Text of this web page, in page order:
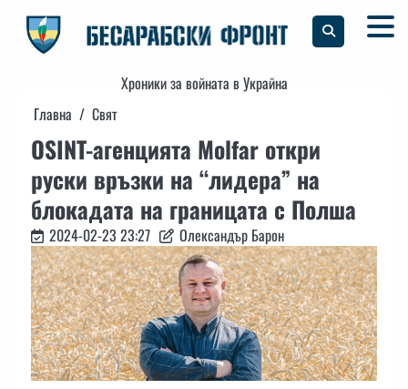
content
Хроники за войната в Украйна
Главна
Свят
OSINT-агенцията Molfar откри
руски връзки на “лидера” на
блокадата на границата с Полша
2024-02-23 23:27 Олександър Барон